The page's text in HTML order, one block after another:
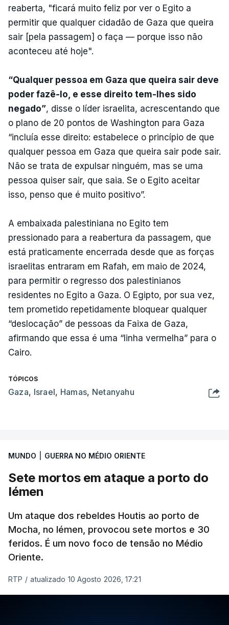
reaberta, "ficará muito feliz por ver o Egito a
permitir que qualquer cidadão de Gaza que queira
sair [pela passagem] o faça — porque isso não
aconteceu até hoje".
“Qualquer pessoa em Gaza que queira sair deve
poder fazê-lo, e esse direito tem-lhes sido
negado”, disse o líder israelita, acrescentando que
o plano de 20 pontos de Washington para Gaza
“incluía esse direito: estabelece o princípio de que
qualquer pessoa em Gaza que queira sair pode sair.
Não se trata de expulsar ninguém, mas se uma
pessoa quiser sair, que saia. Se o Egito aceitar
isso, penso que é muito positivo”.
A embaixada palestiniana no Egito tem
pressionado para a reabertura da passagem, que
está praticamente encerrada desde que as forças
israelitas entraram em Rafah, em maio de 2024,
para permitir o regresso dos palestinianos
residentes no Egito a Gaza. O Egipto, por sua vez,
tem prometido repetidamente bloquear qualquer
“deslocação” de pessoas da Faixa de Gaza,
afirmando que essa é uma “linha vermelha” para o
Cairo.
TÓPICOS
Gaza, Israel, Hamas, Netanyahu
MUNDO GUERRA NO MÉDIO ORIENTE
Sete mortos em ataque a porto do
Iémen
Um ataque dos rebeldes Houtis ao porto de
Mocha, no Iémen, provocou sete mortos e 30
feridos. É um novo foco de tensão no Médio
Oriente.
RTP / atualizado 10 Agosto 2026, 17:21